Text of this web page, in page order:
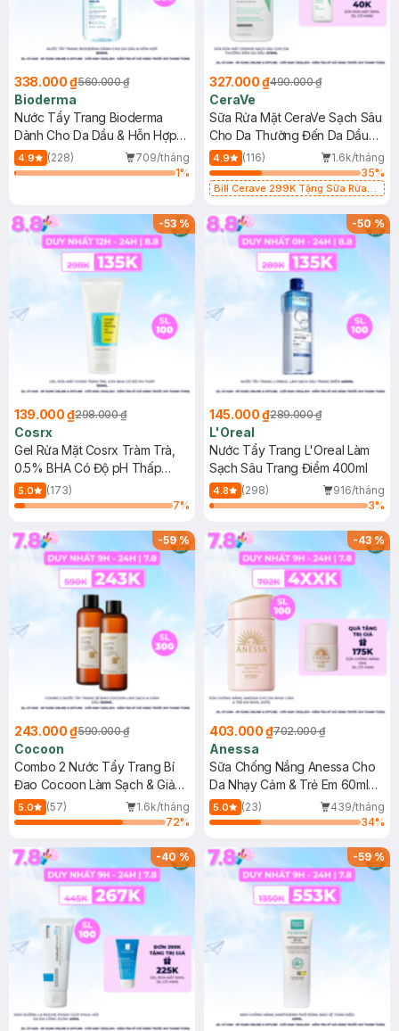
338.000 ₫560.000 ₫
Bioderma
Nước Tẩy Trang Bioderma
Dành Cho Da Dầu & Hỗn Hợp
500ml
4.9 (228)
709/tháng
1%
327.000 ₫490.000 ₫
CeraVe
Sữa Rửa Mặt CeraVe Sạch Sâu
Cho Da Thường Đến Da Dầu
473ml
4.9 (116)
1.6k/tháng
35%
Bill Cerave 299K Tặng Sữa Rửa
-53%
139.000 ₫298.000 ₫
Cosrx
Gel Rửa Mặt Cosrx Tràm Trà,
0.5% BHA Có Độ pH Thấp
150ml
5.0
(173)
7%
-50%
145.000 ₫289.000 ₫
L'Oreal
Nước Tẩy Trang L'Oreal Làm
Sạch Sâu Trang Điểm 400ml
4.8 (298)
916/tháng
3%
-59%
243.000 ₫590.000 ₫
Cocoon
Combo 2 Nước Tẩy Trang Bí
Đao Cocoon Làm Sạch & Giảm
Dầu 500ml
5.0 (57)
1.6k/tháng
72%
-43%
403.000 ₫702.000 ₫
Anessa
Sữa Chống Nắng Anessa Cho
Da Nhạy Cảm & Trẻ Em 60ml
(Mới)
5.0 (23)
439/tháng
34%
-40% -59%